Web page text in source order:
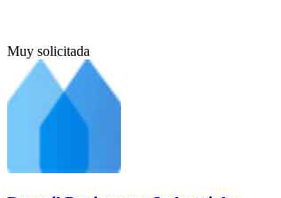
Muy solicitada